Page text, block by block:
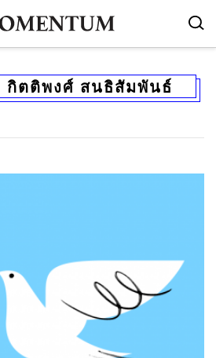
กิตติพงศ์ สนธิสัมพันธ์